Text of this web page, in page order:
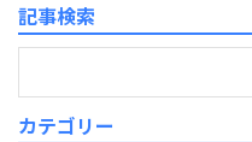
記事検索
カテゴリー